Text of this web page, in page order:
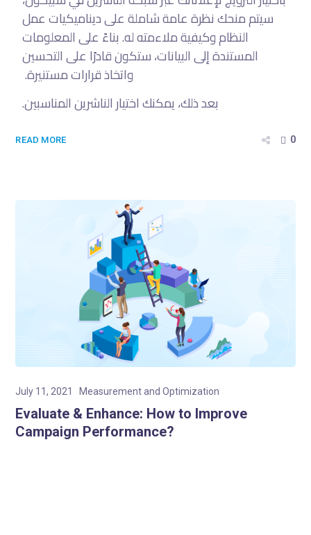
سيتم منحك نظرة عامة شاملة على ديناميكيات عمل
النظام وكيفية ملاءمته له. بناءً على المعلومات
المستندة إلى البيانات، ستكون قادرًا على التحسين
واتخاذ قرارات مستنيرة.
بعد ذلك، يمكنك اختيار الناشرين المناسبين.
READ MORE 0
July 11, 2021 Measurement and Optimization
Evaluate & Enhance: How to Improve
Campaign Performance?